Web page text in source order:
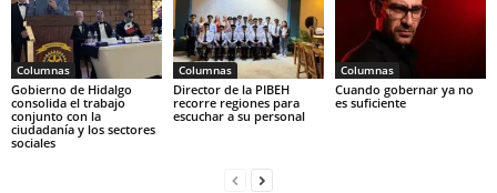
Columnas
Gobierno de Hidalgo
consolida el trabajo
conjunto con la
ciudadanía y los sectores
sociales
Columnas
Director de la PIBEH
recorre regiones para
escuchar a su personal
Columnas
Cuando gobernar ya no
es suficiente